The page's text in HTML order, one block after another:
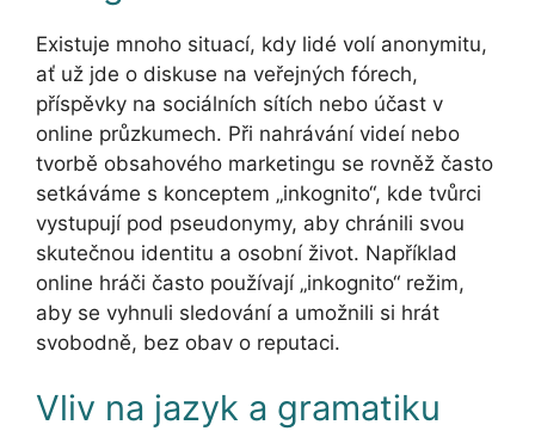
Existuje mnoho situací, kdy lidé volí anonymitu,
ať už jde o diskuse na veřejných fórech,
příspěvky na sociálních sítích nebo účast v
online průzkumech. Při nahrávání videí nebo
tvorbě obsahového marketingu se rovněž často
setkáváme s konceptem „inkognito“, kde tvůrci
vystupují pod pseudonymy, aby chránili svou
skutečnou identitu a osobní život. Například
online hráči často používají „inkognito“ režim,
aby se vyhnuli sledování a umožnili si hrát
svobodně, bez obav o reputaci.
Vliv na jazyk a gramatiku